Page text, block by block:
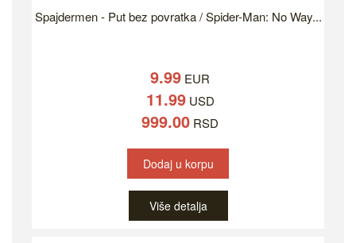
Spajdermen - Put bez povratka / Spider-Man: No Way...
9.99 EUR
11.99USD
999.00 RSD
Dodaj u korpu
Više detalja